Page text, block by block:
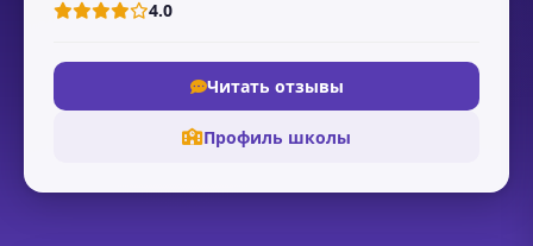
4.0
Читать отзывы
Профиль школы